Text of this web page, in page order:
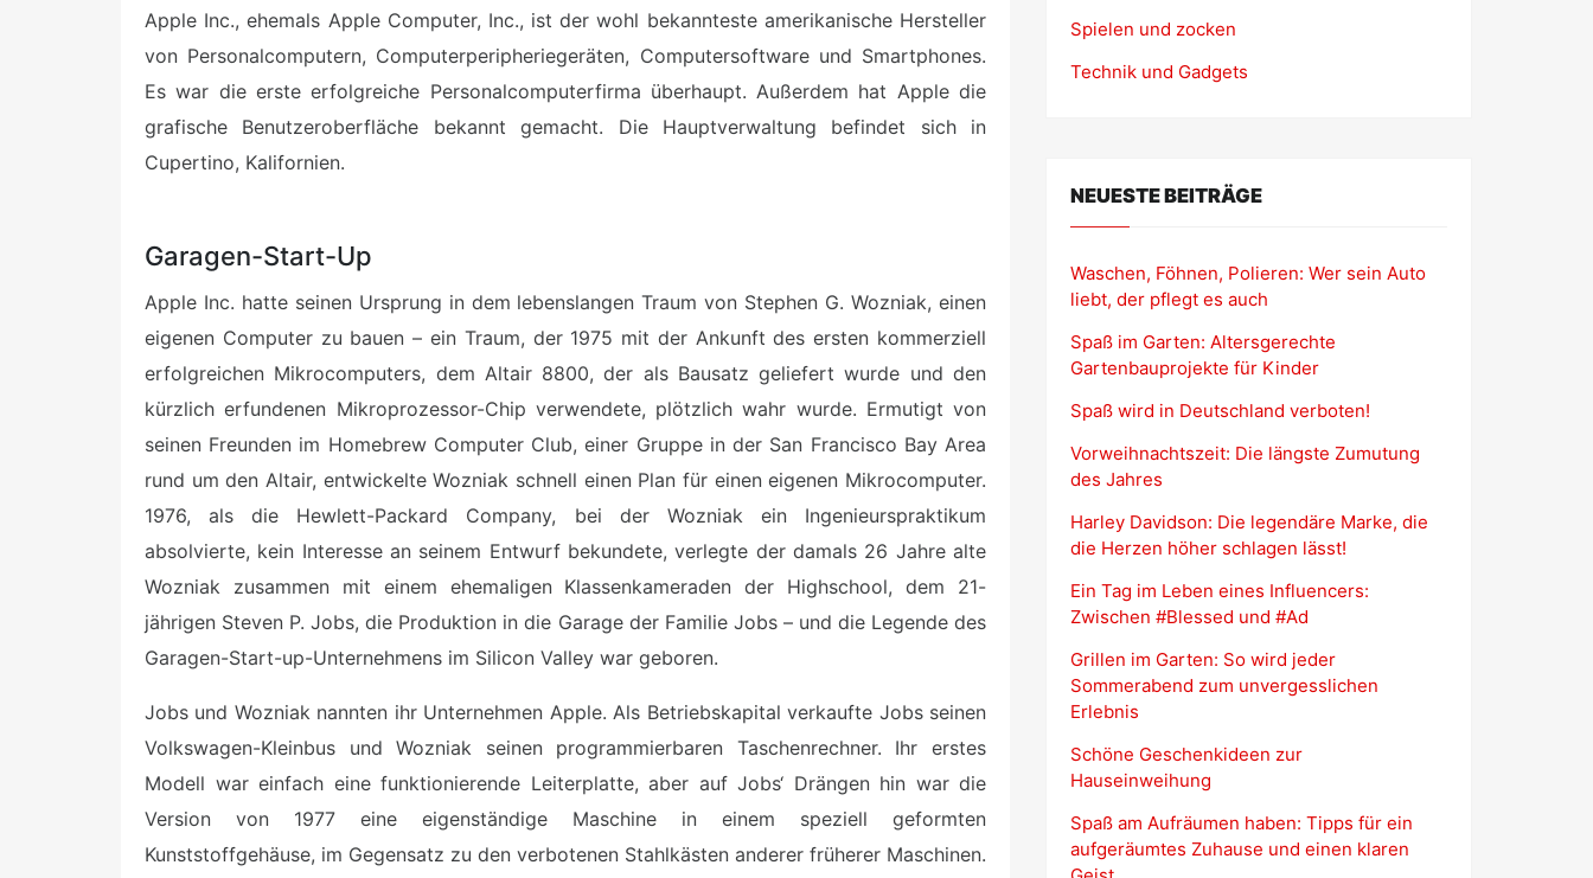
Apple Inc., ehemals Apple Computer, Inc., ist der wohl bekannteste amerikanische Hersteller
von Personalcomputern, Computerperipheriegeräten, Computersoftware und Smartphones.
Es war die erste erfolgreiche Personalcomputerfirma überhaupt. Außerdem hat Apple die
grafische Benutzeroberfläche bekannt gemacht. Die Hauptverwaltung befindet sich in
Cupertino, Kalifornien.
Garagen-Start-Up
Apple Inc. hatte seinen Ursprung in dem lebenslangen Traum von Stephen G. Wozniak, einen
eigenen Computer zu bauen – ein Traum, der 1975 mit der Ankunft des ersten kommerziell
erfolgreichen Mikrocomputers, dem Altair 8800, der als Bausatz geliefert wurde und den
kürzlich erfundenen Mikroprozessor-Chip verwendete, plötzlich wahr wurde. Ermutigt von
seinen Freunden im Homebrew Computer Club, einer Gruppe in der San Francisco Bay Area
rund um den Altair, entwickelte Wozniak schnell einen Plan für einen eigenen Mikrocomputer.
1976, als die Hewlett-Packard Company, bei der Wozniak ein Ingenieurspraktikum
absolvierte, kein Interesse an seinem Entwurf bekundete, verlegte der damals 26 Jahre alte
Wozniak zusammen mit einem ehemaligen Klassenkameraden der Highschool, dem 21-
jährigen Steven P. Jobs, die Produktion in die Garage der Familie Jobs – und die Legende des
Garagen-Start-up-Unternehmens im Silicon Valley war geboren.
Jobs und Wozniak nannten ihr Unternehmen Apple. Als Betriebskapital verkaufte Jobs seinen
Volkswagen-Kleinbus und Wozniak seinen programmierbaren Taschenrechner. Ihr erstes
Modell war einfach eine funktionierende Leiterplatte, aber auf Jobs‘ Drängen hin war die
Version von 1977 eine eigenständige Maschine in einem speziell geformten
Kunststoffgehäuse, im Gegensatz zu den verbotenen Stahlkästen anderer früherer Maschinen.
Spielen und zocken
Technik und Gadgets
NEUESTE BEITRÄGE
Waschen, Föhnen, Polieren: Wer sein Auto
liebt, der pflegt es auch
Spaß im Garten: Altersgerechte
Gartenbauprojekte für Kinder
Spaß wird in Deutschland verboten!
Vorweihnachtszeit: Die längste Zumutung
des Jahres
Harley Davidson: Die legendäre Marke, die
die Herzen höher schlagen lässt!
Ein Tag im Leben eines Influencers:
Zwischen #Blessed und #Ad
Grillen im Garten: So wird jeder
Sommerabend zum unvergesslichen
Erlebnis
Schöne Geschenkideen zur
Hauseinweihung
Spaß am Aufräumen haben: Tipps für ein
aufgeräumtes Zuhause und einen klaren